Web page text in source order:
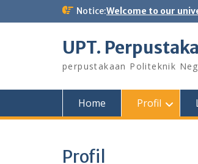
Notice:Welcome to our
UPT.
perpustakaan Politeknik
Home Profil
Profil